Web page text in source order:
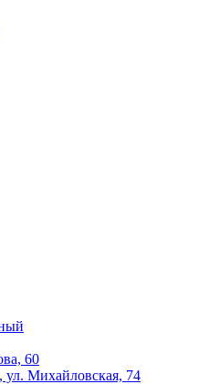
60
ул. Михайловская, 74